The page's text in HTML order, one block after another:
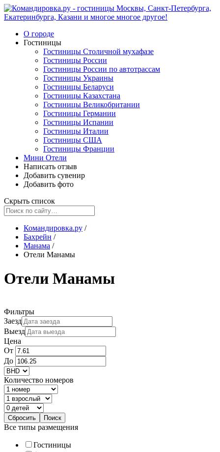
О городе
Гостиницы
Гостиницы Столичной мухафазе
Гостиницы России
Гостиницы России по автотрассам
Гостиницы Украины
Гостиницы Беларуси
Гостиницы Казахстана
Гостиницы Великобритании
Гостиницы Германии
Гостиницы Испании
Гостиницы Италии
Гостиницы США
Гостиницы Франции
Мини Отели
Написать отзыв
Добавить сувенир
Добавить фото
Скрыть список
Командировка.ру /
Бахрейн /
Манама /
Отели Манамы
Отели Манамы
Фильтры
Заезд
Выезд
Цена
От
До
Количество номеров
Все типы размещения
Гостиницы